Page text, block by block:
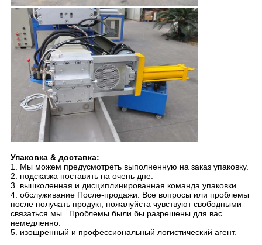
Упаковка & доставка:
1. Мы можем предусмотреть выполненную на заказ упаковку.
2. подсказка поставить на очень дне.
3. вышколенная и дисциплинированная команда упаковки.
4. обслуживание После-продажи: Все вопросы или проблемы
после получать продукт, пожалуйста чувствуют свободными
связаться мы. Проблемы были бы разрешены для вас
немедленно.
5. изощренный и профессиональный логистический агент.